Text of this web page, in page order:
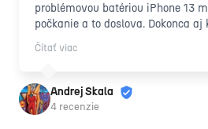
problémovou batériou iPhone 13
počkanie a to doslova. Dokonca
originálna baterka za super cenu.
👍. 😀
Čítať viac
Andrej Skala
4 recenzie